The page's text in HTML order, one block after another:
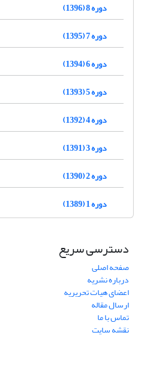
دوره 8 (1396)
دوره 7 (1395)
دوره 6 (1394)
دوره 5 (1393)
دوره 4 (1392)
دوره 3 (1391)
دوره 2 (1390)
دوره 1 (1389)
دسترسی سریع
صفحه اصلی
درباره نشریه
اعضای هیات تحریریه
ارسال مقاله
تماس با ما
نقشه سایت